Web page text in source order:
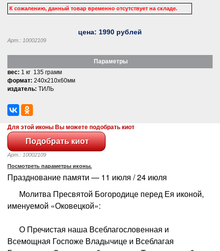
К сожалению, данный товар временно отсутствует на складе.
цена: 1990 рублей
Арт.: 10002109
Параметры
вес: 1 кг 135 грамм
формат: 240x210x60мм
издатель: ТИЛЬ
Для этой иконы Вы можете подобрать киот
Арт.: 10002109
Посмотреть параметры иконы.
Празднование памяти — 11 июля / 24 июля
Молитва Пресвятой Богородице перед Ея иконой,
именуемой «Оковецкой»:
О Пречистая наша Всеблагословенная и
Всемощная Госпоже Владычице и Всеблагая